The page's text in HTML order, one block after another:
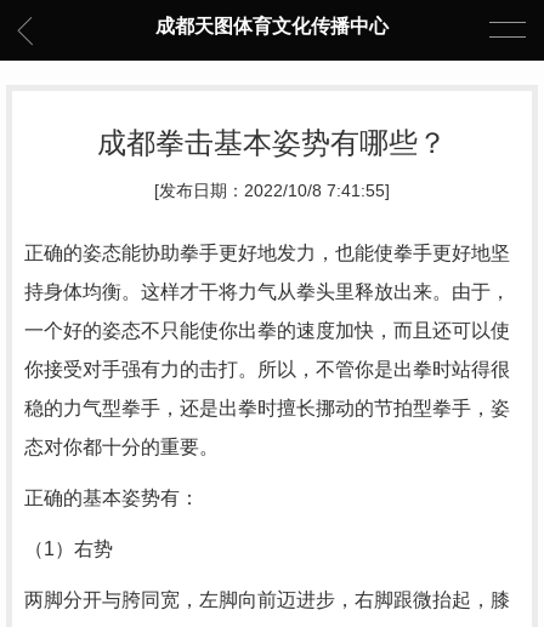
成都天图体育文化传播中心
成都拳击基本姿势有哪些？
[发布日期：2022/10/8 7:41:55]
正确的姿态能协助拳手更好地发力，也能使拳手更好地坚
持身体均衡。这样才干将力气从拳头里释放出来。由于，
一个好的姿态不只能使你出拳的速度加快，而且还可以使
你接受对手强有力的击打。所以，不管你是出拳时站得很
稳的力气型拳手，还是出拳时擅长挪动的节拍型拳手，姿
态对你都十分的重要。
正确的基本姿势有：
（1）右势
两脚分开与胯同宽，左脚向前迈进步，右脚跟微抬起，膝